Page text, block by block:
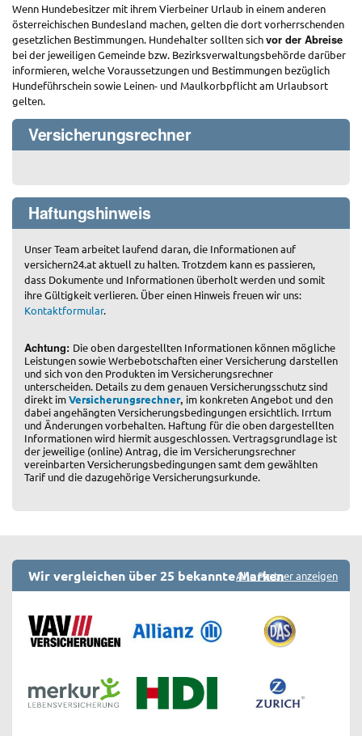
Wenn Hundebesitzer mit ihrem Vierbeiner Urlaub in einem anderen
österreichischen Bundesland machen, gelten die dort vorherrschenden
gesetzlichen Bestimmungen. Hundehalter sollten sichvor der Abreise
bei der jeweiligen Gemeinde bzw. Bezirksverwaltungsbehörde darüber
informieren, welche Voraussetzungen und Bestimmungen bezüglich
Hundeführschein sowie Leinen- und Maulkorbpflicht am Urlaubsort
gelten.
Versicherungsrechner
Haftungshinweis
Unser Team arbeitet laufend daran, die Informationen auf
versichern24.at aktuell zu halten. Trotzdem kann es passieren,
dass Dokumente und Informationen überholt werden und somit
ihre Gültigkeit verlieren. Über einen Hinweis freuen wir uns:
Kontaktformular.
Achtung: Die oben dargestellten Informationen können mögliche
Leistungen sowie Werbebotschaften einer Versicherung darstellen
und sich von den Produkten im Versicherungsrechner
unterscheiden. Details zu dem genauen Versicherungsschutz sind
direkt imVersicherungsrechner, im konkreten Angebot und den
dabei angehängten Versicherungsbedingungen ersichtlich. Irrtum
und Änderungen vorbehalten. Haftung für die oben dargestellten
Informationen wird hiermit ausgeschlossen. Vertragsgrundlage ist
der jeweilige (online) Antrag, die im Versicherungsrechner
vereinbarten Versicherungsbedingungen samt dem gewählten
Tarif und die dazugehörige Versicherungsurkunde.
Wir vergleichen über 25 bekannte MarkenAlle Partner anzeigen